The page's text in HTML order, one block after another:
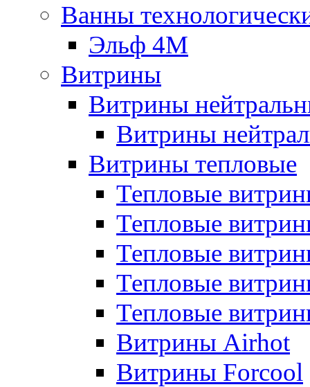
Ванны
Эльф 4М
Витрины
Витрины
Витрины
Витрины тепловые
Тепловые
Тепловые
Тепловые
Тепловые
Тепловые
Витрины Airhot
Витрины Forcool